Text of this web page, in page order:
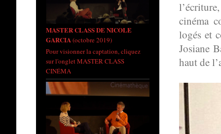
cinéma
logés et
Josiane
haut de
MASTER CLASS DE NICOLE
GARCIA(octobre 2019)
Pour visionner la captation, cliquez
sur l'onglet MASTER CLASS
CINÉMA